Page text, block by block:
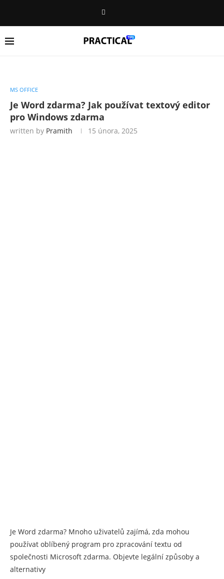
MS OFFICE
Je Word zdarma? Jak používat textový editor
pro Windows zdarma
written by Pramith 15 února, 2025
Je Word zdarma? Mnoho uživatelů zajímá, zda mohou
používat oblíbený program pro zpracování textu od
společnosti Microsoft zdarma. Objevte legální způsoby a
alternativy